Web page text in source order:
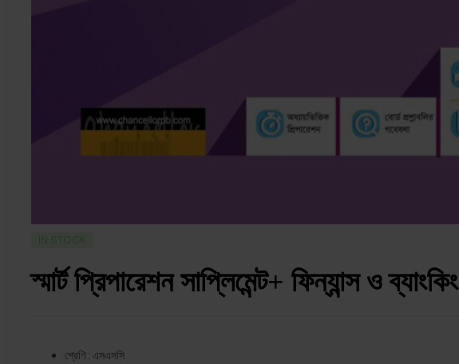
IN STOCK
স্মার্ট প্রিপারেশন সাপ্লিমেন্ট+ ফিন্যান্স ও ব্যাংকিং
শ্রেণি : এসএসসি